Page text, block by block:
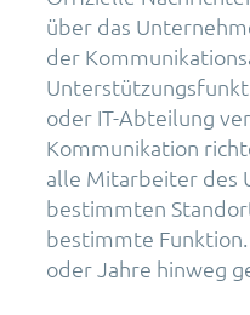
über das
der
oder IT-Abteilung
Kommunikation
alle Mitarbeiter des
bestimmten
bestimmte
oder Jahre hinweg